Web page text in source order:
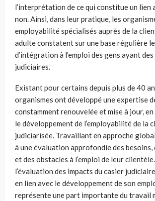
l’interprétation de ce qui constitue un lien
non. Ainsi, dans leur pratique, les
employabilité spécialisés auprès de la
adulte constatent sur une base régulière
d’intégration à l’emploi des gens ayant
judiciaires.
Existant pour certains depuis plus de 40
organismes ont développé une expertise
constamment renouvelée et mise à jour,
le développement de l’employabilité de la
judiciarisée. Travaillant en approche
à une évaluation approfondie des besoins,
et des obstacles à l’emploi de leur
l’évaluation des impacts du casier
en lien avec le développement de son
représente une part importante du travail